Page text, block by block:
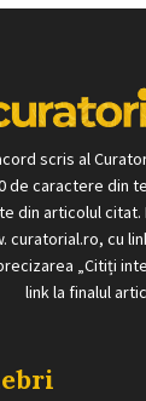
scris al
de caractere din
din articolul
curatorial.ro, cu
„Citiți
link la finalul